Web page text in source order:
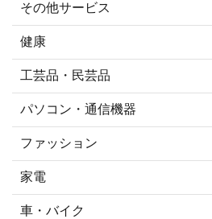
その他サービス
健康
工芸品・民芸品
パソコン・通信機器
ファッション
家電
車・バイク